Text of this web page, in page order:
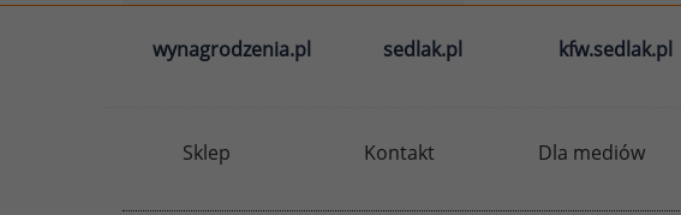
wynagrodzenia.pl sedlak.pl kfw.sedlak.pl
Sklep Kontakt Dla mediów